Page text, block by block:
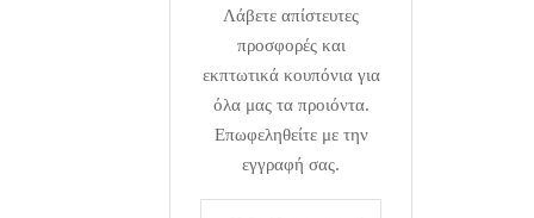
Λάβετε απίστευτες
προσφορές και
εκπτωτικά κουπόνια για
όλα μας τα προιόντα.
Επωφεληθείτε με την
εγγραφή σας.